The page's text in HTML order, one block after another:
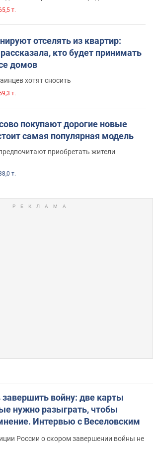
т.
отселять из квартир:
кто будет принимать
домов
хотят сносить
т.
покупают дорогие новые
самая популярная модель
приобретать жители
т.
завершить войну: две карты
нужно разыграть, чтобы
Интервью с Веселовским
России о скором завершении войны не